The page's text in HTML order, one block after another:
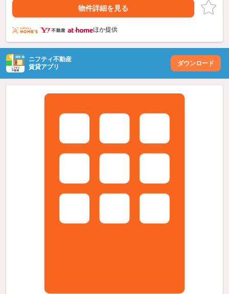
物件詳細を見る
ほか提供
ニフティ不動産
賃貸アプリ
ダウンロード